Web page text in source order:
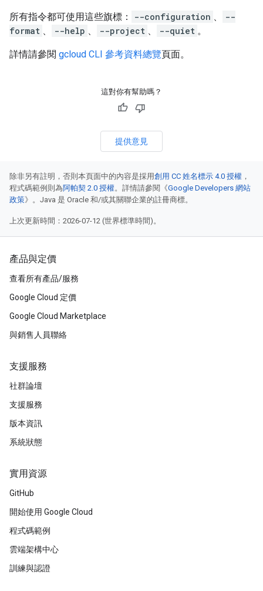
所有指令都可使用這些旗標： --configuration 、
--
format 、 --help 、 --project 、 --quiet 。
詳情請參閱 gcloud CLI 參考資料總覽頁面。
這對你有幫助嗎？
提供意見
除非另有註明，否則本頁面中的內容是採用創用 CC 姓名標示 4.0 授權 ，
程式碼範例則為阿帕契 2.0 授權。詳情請參閱《Google Developers 網站
政策》。Java 是 Oracle 和/或其關聯企業的註冊商標。
上次更新時間：2026-07-12 (世界標準時間)。
產品與定價
查看所有產品/服務
Google Cloud 定價
Google Cloud Marketplace
與銷售人員聯絡
支援服務
社群論壇
支援服務
版本資訊
系統狀態
實用資源
GitHub
開始使用 Google Cloud
程式碼範例
雲端架構中心
訓練與認證